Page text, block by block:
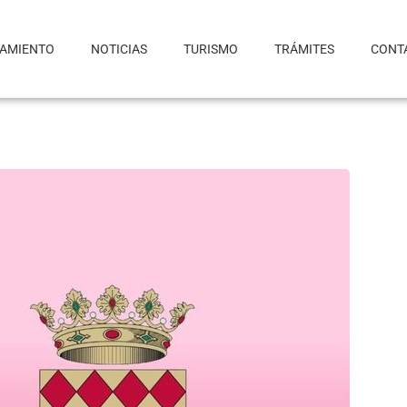
NOTICIAS TURISMO TRÁMITES